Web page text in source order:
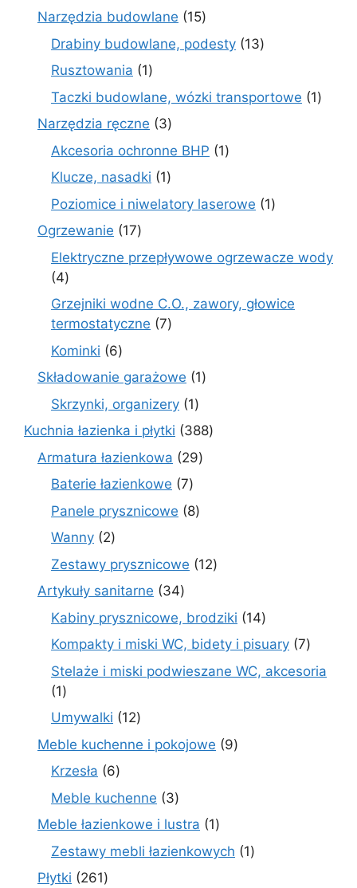
produkty
Narzędzia budowlane 1515
produktów
Drabiny budowlane, podesty 1313
Rusztowania 11
produkt
Taczki budowlane, wózki transportowe 11
Narzędzia ręczne 33
produkty
Akcesoria ochronne BHP 11
Klucze, nasadki 11
produkt
Poziomice i niwelatory laserowe 11
Ogrzewanie 1717
produktów
Elektryczne przepływowe ogrzewacze wody
44
produkty
Grzejniki wodne C.O., zawory, głowice
termostatyczne 77
Kominki 66
produktów
Składowanie garażowe 11
Skrzynki, organizery 11
produkt
Kuchnia łazienka i płytki 388388
Armatura łazienkowa 2929
Baterie łazienkowe 77
produktów
Panele prysznicowe 88
Wanny 22
produkty
Zestawy prysznicowe 1212
Artykuły sanitarne 3434
produkty
Kabiny prysznicowe, brodziki 1414
produktów
Kompakty i miski WC, bidety i pisuary 77
Stelaże i miski podwieszane WC, akcesoria
11
produkt
Umywalki 1212
produktów
Meble kuchenne i pokojowe 99
Krzesła 66
produktów
Meble kuchenne 33
produkty
Meble łazienkowe i lustra 11
produkt
Zestawy mebli łazienkowych 11
Płytki 261261